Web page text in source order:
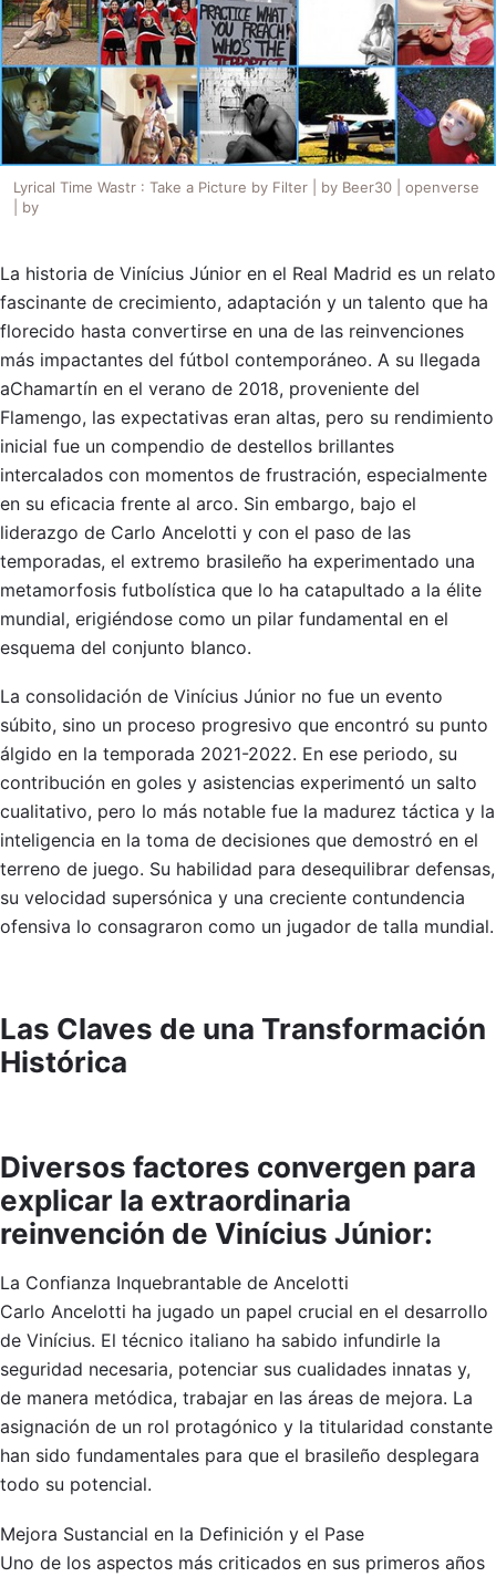
Lyrical Time Wastr : Take a Picture by Filter | by Beer30 | openverse
| by
La historia de Vinícius Júnior en el Real Madrid es un relato
fascinante de crecimiento, adaptación y un talento que ha
florecido hasta convertirse en una de las reinvenciones
más impactantes del fútbol contemporáneo. A su llegada
aChamartín en el verano de 2018, proveniente del
Flamengo, las expectativas eran altas, pero su rendimiento
inicial fue un compendio de destellos brillantes
intercalados con momentos de frustración, especialmente
en su eficacia frente al arco. Sin embargo, bajo el
liderazgo de Carlo Ancelotti y con el paso de las
temporadas, el extremo brasileño ha experimentado una
metamorfosis futbolística que lo ha catapultado a la élite
mundial, erigiéndose como un pilar fundamental en el
esquema del conjunto blanco.
La consolidación de Vinícius Júnior no fue un evento
súbito, sino un proceso progresivo que encontró su punto
álgido en la temporada 2021-2022. En ese periodo, su
contribución en goles y asistencias experimentó un salto
cualitativo, pero lo más notable fue la madurez táctica y la
inteligencia en la toma de decisiones que demostró en el
terreno de juego. Su habilidad para desequilibrar defensas,
su velocidad supersónica y una creciente contundencia
ofensiva lo consagraron como un jugador de talla mundial.
Las Claves de una Transformación
Histórica
Diversos factores convergen para
explicar la extraordinaria
reinvención de Vinícius Júnior:
La Confianza Inquebrantable de Ancelotti
Carlo Ancelotti ha jugado un papel crucial en el desarrollo
de Vinícius. El técnico italiano ha sabido infundirle la
seguridad necesaria, potenciar sus cualidades innatas y,
de manera metódica, trabajar en las áreas de mejora. La
asignación de un rol protagónico y la titularidad constante
han sido fundamentales para que el brasileño desplegara
todo su potencial.
Mejora Sustancial en la Definición y el Pase
Uno de los aspectos más criticados en sus primeros años